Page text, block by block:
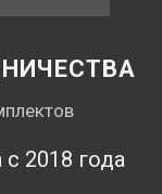
2018 года